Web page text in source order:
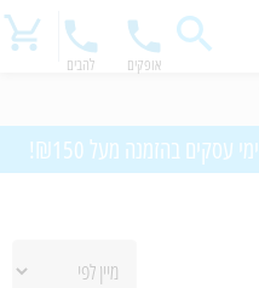
אופקים להבים
בהזמנה מעל ₪150!